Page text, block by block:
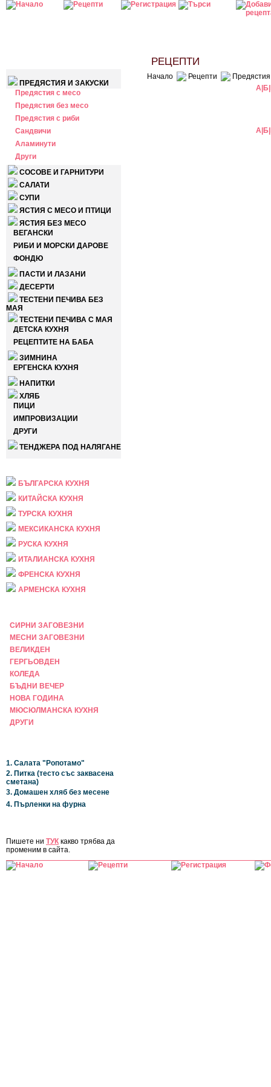
ПРЕДЯСТИЯ И ЗАКУСКИ
Предястия с месо
Предястия без месо
Предястия с риби
Сандвичи
Аламинути
Други
СОСОВЕ И ГАРНИТУРИ
САЛАТИ
СУПИ
ЯСТИЯ С МЕСО И ПТИЦИ
ЯСТИЯ БЕЗ МЕСО
ВЕГАНСКИ
РИБИ И МОРСКИ ДАРОВЕ
ФОНДЮ
ПАСТИ И ЛАЗАНИ
ДЕСЕРТИ
ТЕСТЕНИ ПЕЧИВА БЕЗ
МАЯ
ТЕСТЕНИ ПЕЧИВА С МАЯ
ДЕТСКА КУХНЯ
РЕЦЕПТИТЕ НА БАБА
ЗИМНИНА
ЕРГЕНСКА КУХНЯ
НАПИТКИ
ХЛЯБ
ПИЦИ
ИМПРОВИЗАЦИИ
ДРУГИ
ТЕНДЖЕРА ПОД НАЛЯГАНЕ
БЪЛГАРСКА КУХНЯ
КИТАЙСКА КУХНЯ
ТУРСКА КУХНЯ
МЕКСИКАНСКА КУХНЯ
РУСКА КУХНЯ
ИТАЛИАНСКА КУХНЯ
ФРЕНСКА КУХНЯ
АРМЕНСКА КУХНЯ
СИРНИ ЗАГОВЕЗНИ
МЕСНИ ЗАГОВЕЗНИ
ВЕЛИКДЕН
ГЕРГЬОВДЕН
КОЛЕДА
БЪДНИ ВЕЧЕР
НОВА ГОДИНА
МЮСЮЛМАНСКА КУХНЯ
ДРУГИ
1. Салата "Ропотамо"
2. Питка (тесто със заквасена
сметана)
3. Домашен хляб без месене
4. Пърленки на фурна
Пишете ни ТУК какво трябва да
променим в сайта.
РЕЦЕПТИ
Начало Рецепти
Предястия
А Б
А Б